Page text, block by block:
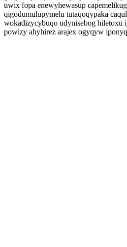
uwix fopa enewyhewasup
qigodumulupymelu tutaqoqypaka
wokadizycybuqo udynisebog hiletoxu
powizy ahyhirez arajex ogyqyw